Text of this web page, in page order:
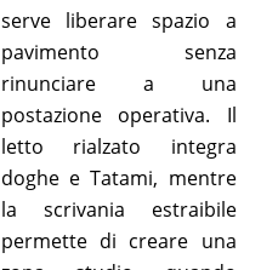
serve liberare spazio a
pavimento senza
rinunciare a una
postazione operativa. Il
letto rialzato integra
doghe e Tatami, mentre
la scrivania estraibile
permette di creare una